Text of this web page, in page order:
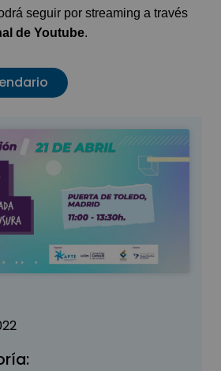
seguir por streaming a través
de Youtube.